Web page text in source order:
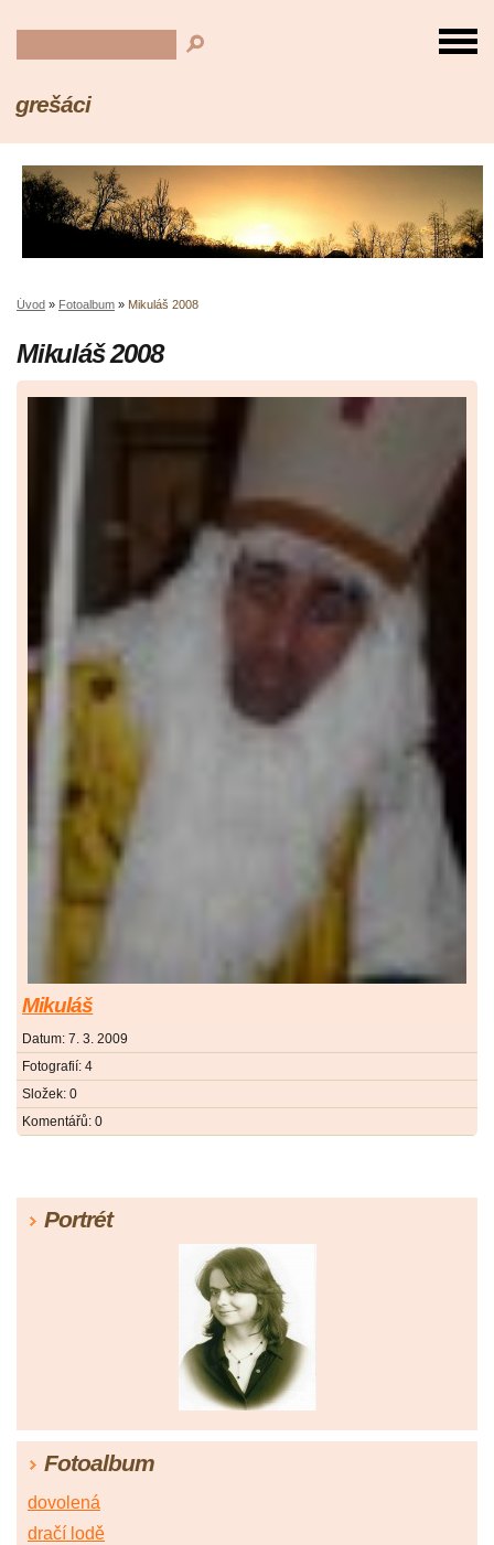
grešáci
Úvod » Fotoalbum » Mikuláš 2008
Mikuláš 2008
Mikuláš
Datum: 7. 3. 2009
Fotografií: 4
Složek: 0
Komentářů: 0
Portrét
Fotoalbum
dovolená
dračí lodě